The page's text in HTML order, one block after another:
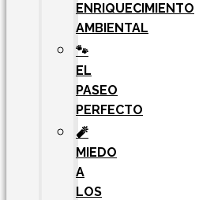
ENRIQUECIMIENTO
AMBIENTAL
🐾
EL
PASEO
PERFECTO
🧨
MIEDO
A
LOS